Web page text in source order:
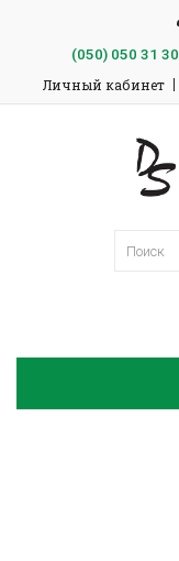
(050)050 31 30
Личный кабинет